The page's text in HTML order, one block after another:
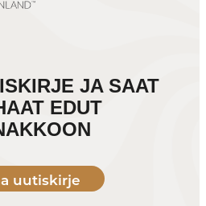
JA SAAT
EDUT
uutiskirje